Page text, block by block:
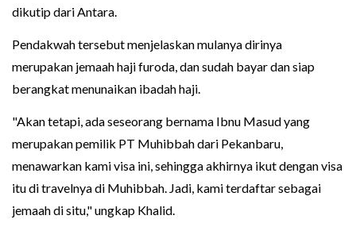
dikutip dari Antara.
Pendakwah tersebut menjelaskan mulanya dirinya
merupakan jemaah haji furoda, dan sudah bayar dan siap
berangkat menunaikan ibadah haji.
"Akan tetapi, ada seseorang bernama Ibnu Masud yang
merupakan pemilik PT Muhibbah dari Pekanbaru,
menawarkan kami visa ini, sehingga akhirnya ikut dengan visa
itu di travelnya di Muhibbah. Jadi, kami terdaftar sebagai
jemaah di situ," ungkap Khalid.